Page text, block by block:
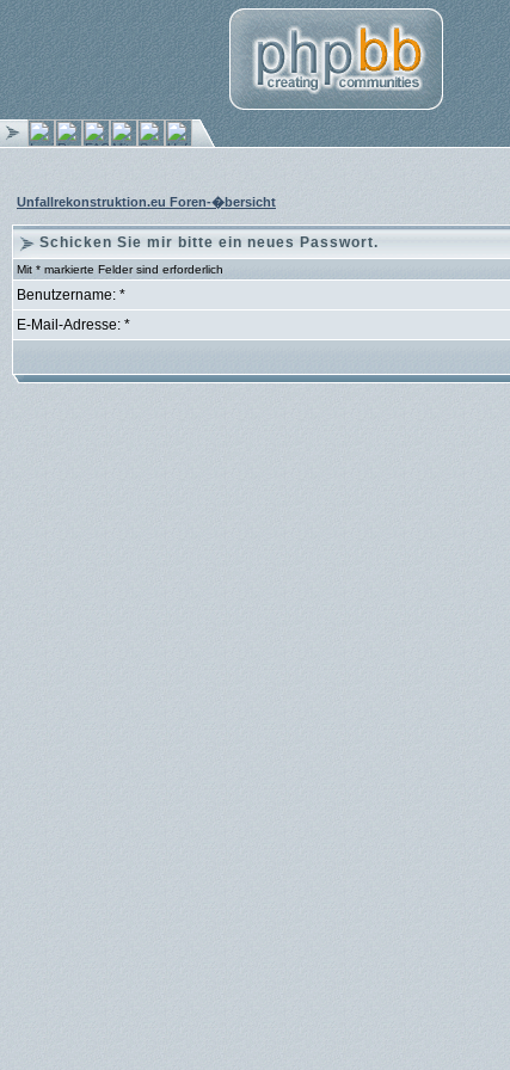
Unfallrekonstruktion.eu Foren-�bersicht
Schicken Sie mir bitte ein neues Passwort.
Mit * markierte Felder sind erforderlich
Benutzername: *
E-Mail-Adresse: *